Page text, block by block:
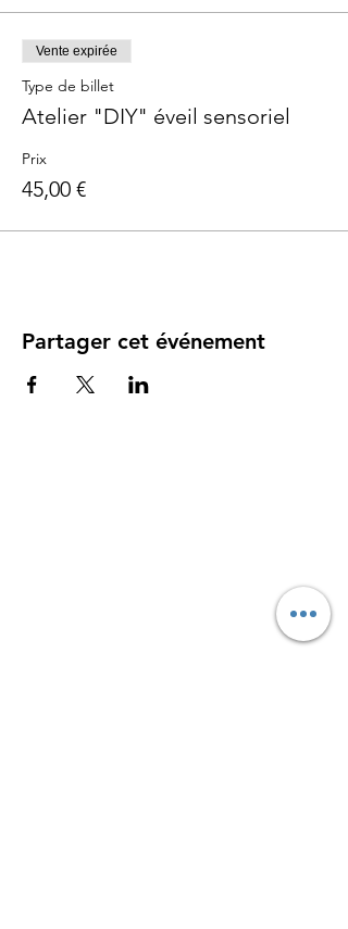
Vente expirée
Type de billet
Atelier "DIY" éveil sensoriel
Prix
45,00 €
Partager cet événement